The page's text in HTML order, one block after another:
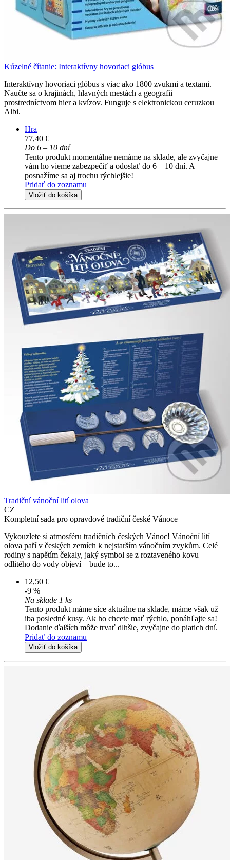
Kúzelné čítanie: Interaktívny hovoriaci glóbus
Interaktívny hovoriaci glóbus s viac ako 1800 zvukmi a textami.
Naučte sa o krajinách, hlavných mestách a geografii
prostredníctvom hier a kvízov. Funguje s elektronickou ceruzkou
Albi.
Hra
77,40 €
Do 6 – 10 dní
Tento produkt momentálne nemáme na sklade, ale zvyčajne
vám ho vieme zabezpečiť a odoslať do 6 – 10 dní. A
posnažíme sa aj trochu rýchlejšie!
Pridať do zoznamu
Vložiť do košíka
Tradiční vánoční lití olova
CZ
Kompletní sada pro opravdové tradiční české Vánoce
Vykouzlete si atmosféru tradičních českých Vánoc! Vánoční lití
olova paří v českých zemích k nejstarším vánočním zvykům. Celé
rodiny s napětím čekaly, jaký symbol se z roztaveného kovu
odlitého do vody objeví – bude to...
12,50 €
-9 %
Na sklade 1 ks
Tento produkt máme síce aktuálne na sklade, máme však už
iba posledné kusy. Ak ho chcete mať rýchlo, ponáhľajte sa!
Dodanie ďalších môže trvať dlhšie, zvyčajne do piatich dní.
Pridať do zoznamu
Vložiť do košíka